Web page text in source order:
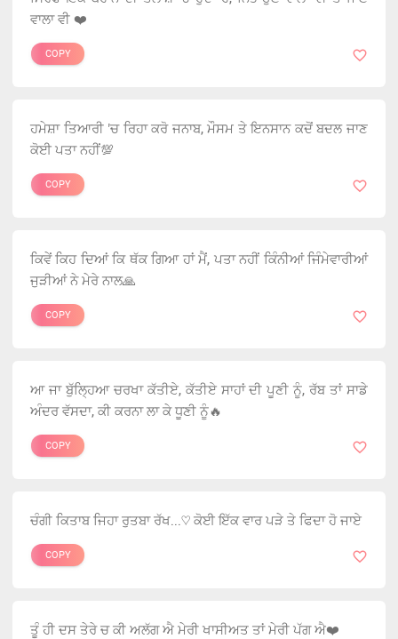
ਵਾਲਾ ਵੀ ❤️
COPY
ਹਮੇਸ਼ਾ ਤਿਆਰੀ 'ਚ ਰਿਹਾ ਕਰੋ ਜਨਾਬ, ਮੌਸਮ ਤੇ ਇਨਸਾਨ ਕਦੋਂ ਬਦਲ ਜਾਣ
ਕੋਈ ਪਤਾ ਨਹੀਂ💯
COPY
ਕਿਵੇਂ ਕਿਹ ਦਿਆਂ ਕਿ ਥੱਕ ਗਿਆ ਹਾਂ ਮੈਂ, ਪਤਾ ਨਹੀਂ ਕਿੰਨੀਆਂ ਜਿੰਮੇਵਾਰੀਆਂ
ਜੁੜੀਆਂ ਨੇ ਮੇਰੇ ਨਾਲ🙏
COPY
ਆ ਜਾ ਬੁੱਲ੍ਹਿਆ ਚਰਖਾ ਕੱਤੀਏ, ਕੱਤੀਏ ਸਾਹਾਂ ਦੀ ਪੂਣੀ ਨੂੰ, ਰੱਬ ਤਾਂ ਸਾਡੇ
ਅੰਦਰ ਵੱਸਦਾ, ਕੀ ਕਰਨਾ ਲਾ ਕੇ ਧੂਣੀ ਨੂੰ🔥
COPY
ਚੰਗੀ ਕਿਤਾਬ ਜਿਹਾ ਰੁਤਬਾ ਰੱਖ...♡ ਕੋਈ ਇੱਕ ਵਾਰ ਪੜੇ ਤੇ ਫਿਦਾ ਹੋ ਜਾਏ
COPY
ਤੂੰ ਹੀ ਦਸ ਤੇਰੇ ਚ ਕੀ ਅਲੱਗ ਐ ਮੇਰੀ ਖਾਸੀਅਤ ਤਾਂ ਮੇਰੀ ਪੱਗ ਐ❤️